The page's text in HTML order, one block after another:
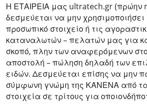
Η ΕΤΑΙΡΕΙΑ μας ultratech.gr (πρώην
δεσμεύεται να μην
προσωπικό στοιχείο ή τις
καταναλωτών – πελατών μας για
σκοπό, πλην των αναφερόμενων
αποστολή – πώληση δηλαδή των
ειδών. Δεσμεύεται επίσης να μην
σύμφωνη γνώμη της ΚΑΝΕΝΑ από
στοιχεία σε τρίτους για